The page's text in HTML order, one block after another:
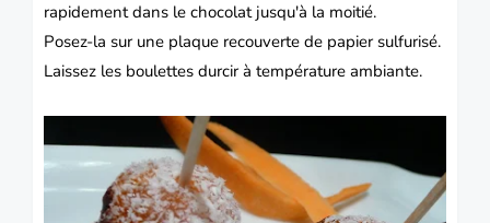
rapidement dans le chocolat jusqu'à la moitié.
Posez-la sur une plaque recouverte de papier sulfurisé.
Laissez les boulettes durcir à température ambiante.